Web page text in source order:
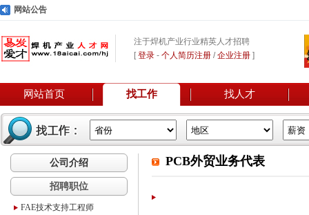
网站公告
注于焊机产业行业精英人才招聘
[登录 - 个人简历注册 /企业注册 ]
网站首页 找工作 找人才
公司介绍
招聘职位
FAE技术支持工程师
PCB外贸业务代表